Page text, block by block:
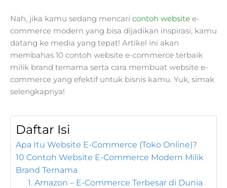
Nah, jika kamu sedang mencari contoh website e-
commerce modern yang bisa dijadikan inspirasi, kamu
datang ke media yang tepat! Artikel ini akan
membahas 10 contoh website e-commerce terbaik
milik brand ternama serta cara membuat website e-
commerce yang efektif untuk bisnis kamu. Yuk, simak
selengkapnya!
Daftar Isi
Apa Itu Website E-Commerce (Toko Online)?
10 Contoh Website E-Commerce Modern Milik
Brand Ternama
1. Amazon – E-Commerce Terbesar di Dunia